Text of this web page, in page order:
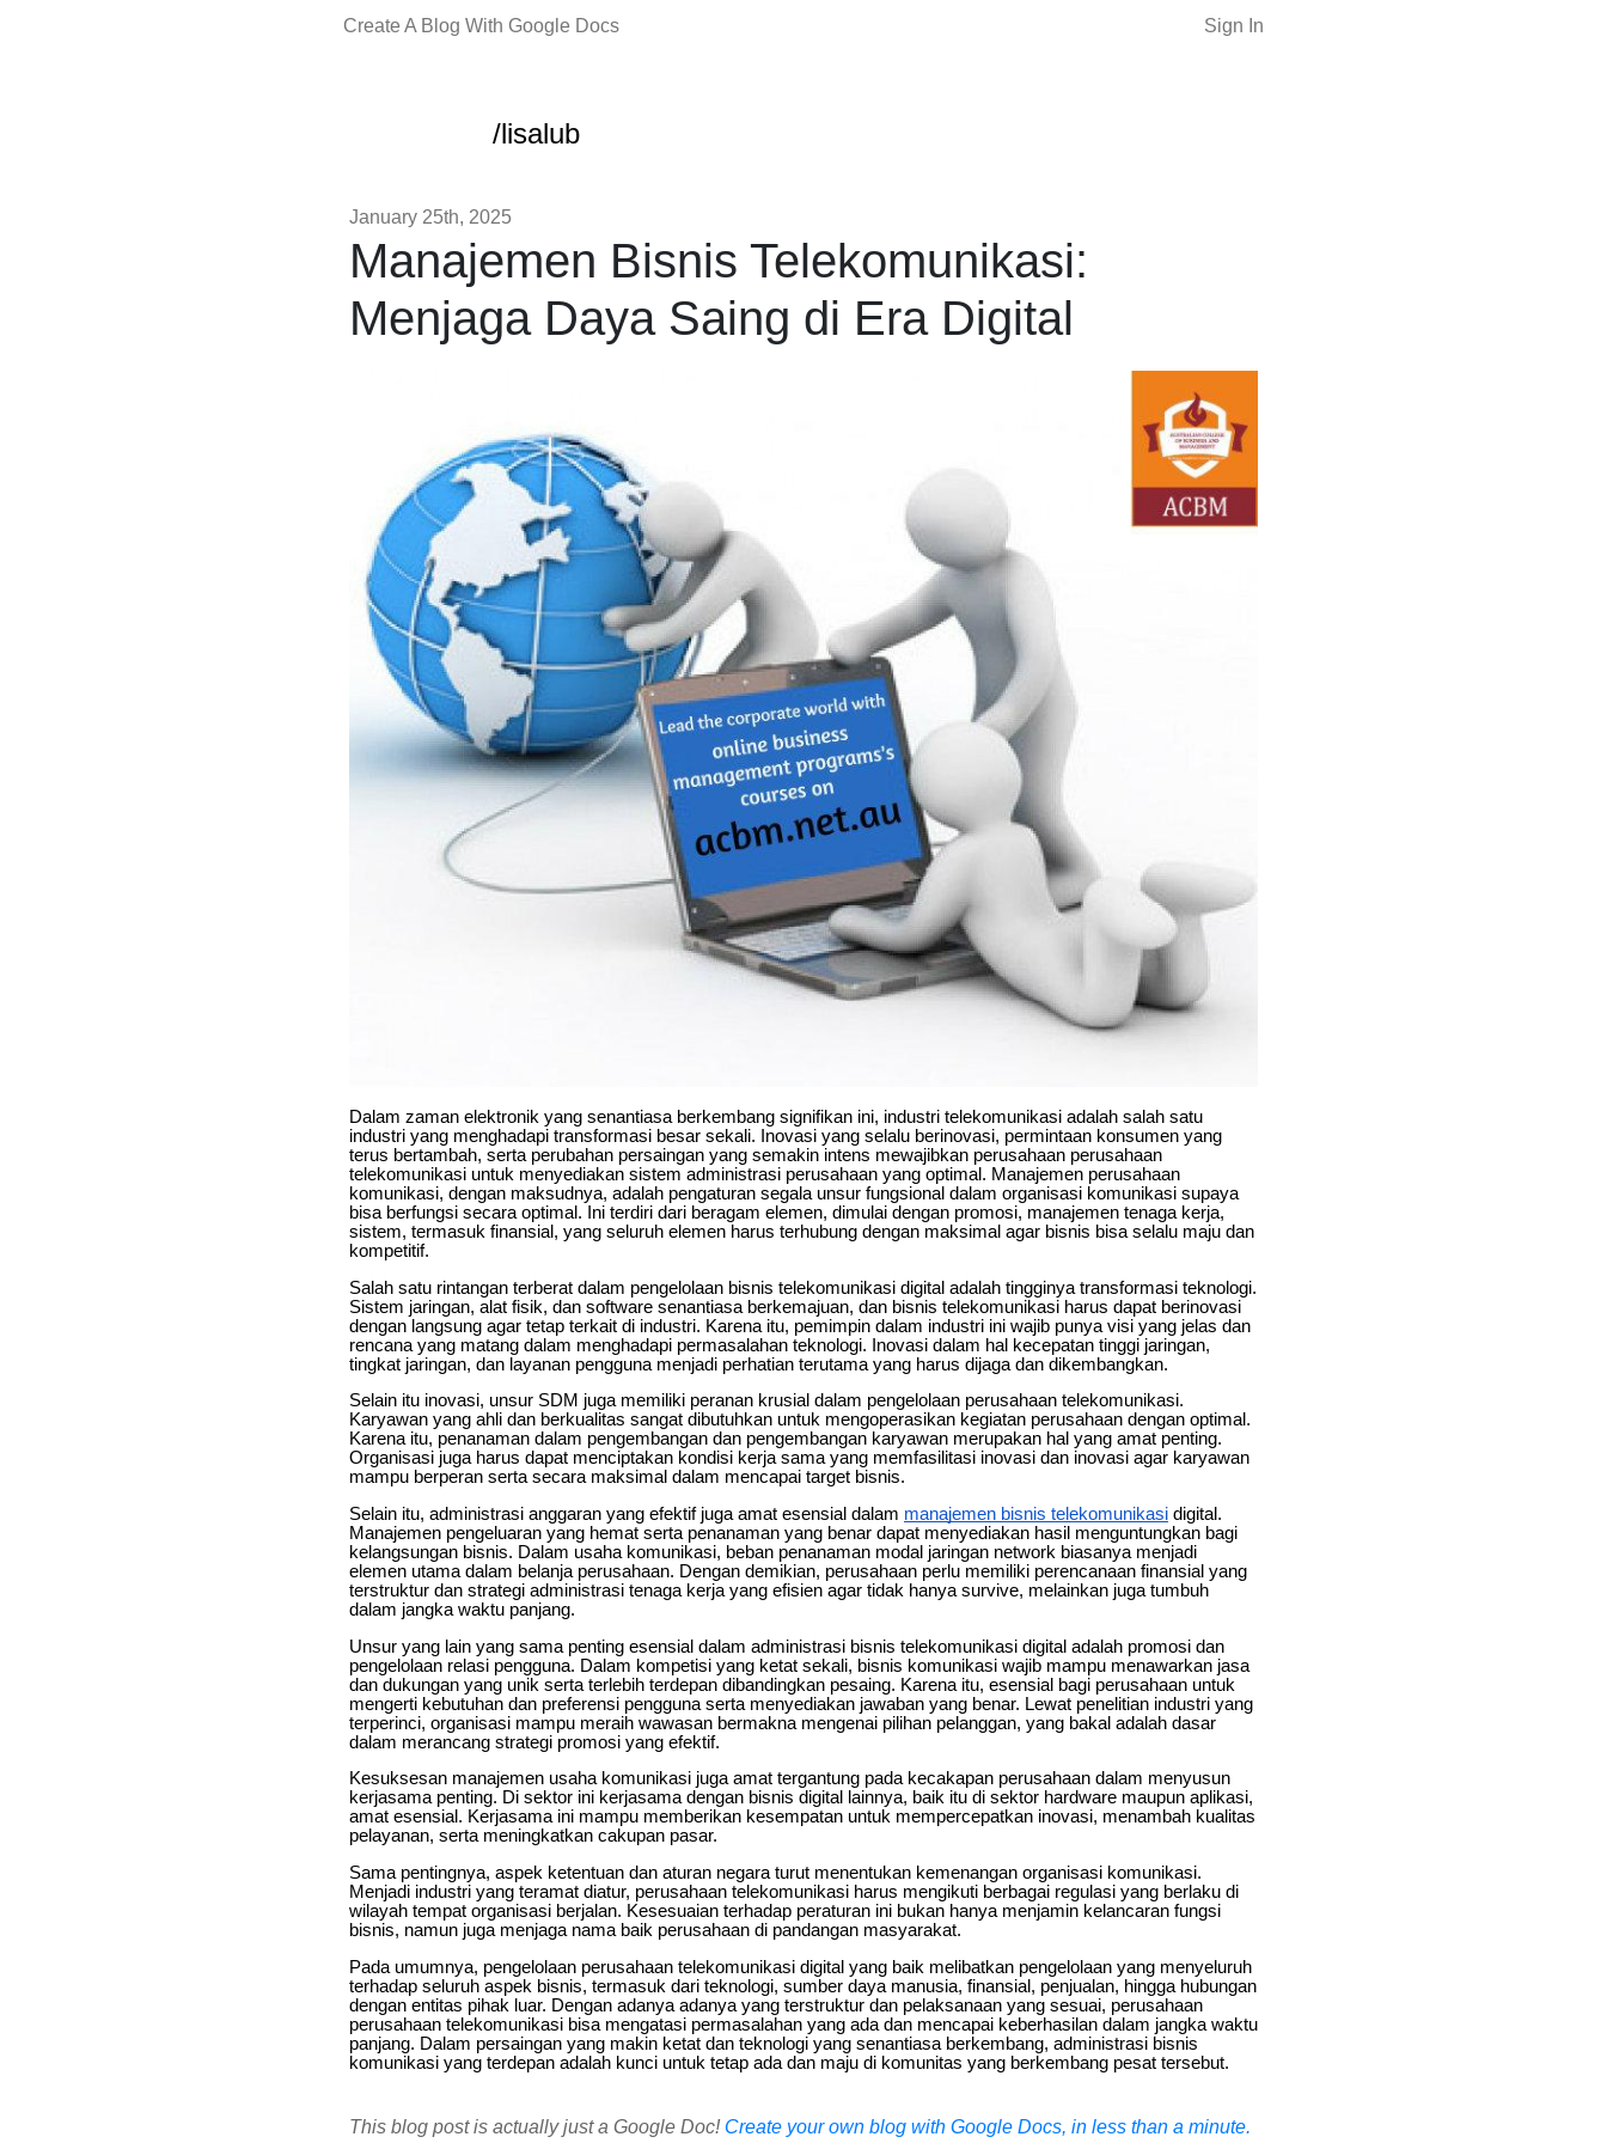
Create A Blog With Google Docs Sign In
/lisalub
January 25th, 2025
Manajemen Bisnis Telekomunikasi:
Menjaga Daya Saing di Era Digital
Dalam zaman elektronik yang senantiasa berkembang signifikan ini, industri telekomunikasi adalah salah satu
industri yang menghadapi transformasi besar sekali. Inovasi yang selalu berinovasi, permintaan konsumen yang
terus bertambah, serta perubahan persaingan yang semakin intens mewajibkan perusahaan perusahaan
telekomunikasi untuk menyediakan sistem administrasi perusahaan yang optimal. Manajemen perusahaan
komunikasi, dengan maksudnya, adalah pengaturan segala unsur fungsional dalam organisasi komunikasi supaya
bisa berfungsi secara optimal. Ini terdiri dari beragam elemen, dimulai dengan promosi, manajemen tenaga kerja,
sistem, termasuk finansial, yang seluruh elemen harus terhubung dengan maksimal agar bisnis bisa selalu maju dan
kompetitif.
Salah satu rintangan terberat dalam pengelolaan bisnis telekomunikasi digital adalah tingginya transformasi teknologi.
Sistem jaringan, alat fisik, dan software senantiasa berkemajuan, dan bisnis telekomunikasi harus dapat berinovasi
dengan langsung agar tetap terkait di industri. Karena itu, pemimpin dalam industri ini wajib punya visi yang jelas dan
rencana yang matang dalam menghadapi permasalahan teknologi. Inovasi dalam hal kecepatan tinggi jaringan,
tingkat jaringan, dan layanan pengguna menjadi perhatian terutama yang harus dijaga dan dikembangkan.
Selain itu inovasi, unsur SDM juga memiliki peranan krusial dalam pengelolaan perusahaan telekomunikasi.
Karyawan yang ahli dan berkualitas sangat dibutuhkan untuk mengoperasikan kegiatan perusahaan dengan optimal.
Karena itu, penanaman dalam pengembangan dan pengembangan karyawan merupakan hal yang amat penting.
Organisasi juga harus dapat menciptakan kondisi kerja sama yang memfasilitasi inovasi dan inovasi agar karyawan
mampu berperan serta secara maksimal dalam mencapai target bisnis.
Selain itu, administrasi anggaran yang efektif juga amat esensial dalam manajemen bisnis telekomunikasi digital.
Manajemen pengeluaran yang hemat serta penanaman yang benar dapat menyediakan hasil menguntungkan bagi
kelangsungan bisnis. Dalam usaha komunikasi, beban penanaman modal jaringan network biasanya menjadi
elemen utama dalam belanja perusahaan. Dengan demikian, perusahaan perlu memiliki perencanaan finansial yang
terstruktur dan strategi administrasi tenaga kerja yang efisien agar tidak hanya survive, melainkan juga tumbuh
dalam jangka waktu panjang.
Unsur yang lain yang sama penting esensial dalam administrasi bisnis telekomunikasi digital adalah promosi dan
pengelolaan relasi pengguna. Dalam kompetisi yang ketat sekali, bisnis komunikasi wajib mampu menawarkan jasa
dan dukungan yang unik serta terlebih terdepan dibandingkan pesaing. Karena itu, esensial bagi perusahaan untuk
mengerti kebutuhan dan preferensi pengguna serta menyediakan jawaban yang benar. Lewat penelitian industri yang
terperinci, organisasi mampu meraih wawasan bermakna mengenai pilihan pelanggan, yang bakal adalah dasar
dalam merancang strategi promosi yang efektif.
Kesuksesan manajemen usaha komunikasi juga amat tergantung pada kecakapan perusahaan dalam menyusun
kerjasama penting. Di sektor ini kerjasama dengan bisnis digital lainnya, baik itu di sektor hardware maupun aplikasi,
amat esensial. Kerjasama ini mampu memberikan kesempatan untuk mempercepatkan inovasi, menambah kualitas
pelayanan, serta meningkatkan cakupan pasar.
Sama pentingnya, aspek ketentuan dan aturan negara turut menentukan kemenangan organisasi komunikasi.
Menjadi industri yang teramat diatur, perusahaan telekomunikasi harus mengikuti berbagai regulasi yang berlaku di
wilayah tempat organisasi berjalan. Kesesuaian terhadap peraturan ini bukan hanya menjamin kelancaran fungsi
bisnis, namun juga menjaga nama baik perusahaan di pandangan masyarakat.
Pada umumnya, pengelolaan perusahaan telekomunikasi digital yang baik melibatkan pengelolaan yang menyeluruh
terhadap seluruh aspek bisnis, termasuk dari teknologi, sumber daya manusia, finansial, penjualan, hingga hubungan
dengan entitas pihak luar. Dengan adanya adanya yang terstruktur dan pelaksanaan yang sesuai, perusahaan
perusahaan telekomunikasi bisa mengatasi permasalahan yang ada dan mencapai keberhasilan dalam jangka waktu
panjang. Dalam persaingan yang makin ketat dan teknologi yang senantiasa berkembang, administrasi bisnis
komunikasi yang terdepan adalah kunci untuk tetap ada dan maju di komunitas yang berkembang pesat tersebut.
This blog post is actually just a Google Doc! Create your own blog with Google Docs, in less than a minute.